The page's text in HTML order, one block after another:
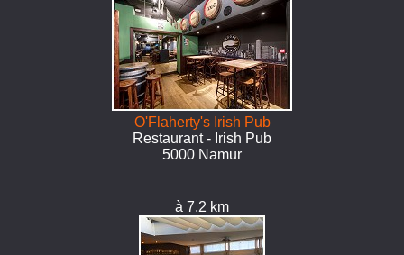
O'Flaherty's Irish Pub
Restaurant - Irish Pub
5000 Namur
à 7.2 km